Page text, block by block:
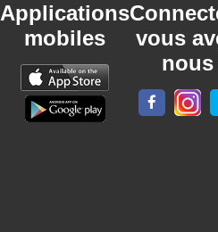
Applications
mobiles
vous
nous